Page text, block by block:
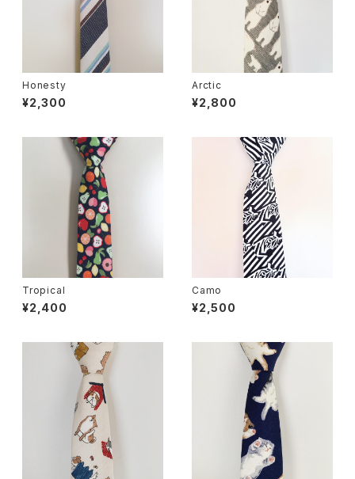
Honesty
¥2,300
Arctic
¥2,800
Tropical
¥2,400
Camo
¥2,500